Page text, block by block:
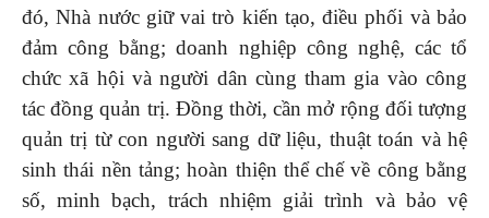
đó, Nhà nước giữ vai trò kiến tạo, điều phối và bảo
đảm công bằng; doanh nghiệp công nghệ, các tổ
chức xã hội và người dân cùng tham gia vào công
tác đồng quản trị. Đồng thời, cần mở rộng đối tượng
quản trị từ con người sang dữ liệu, thuật toán và hệ
sinh thái nền tảng; hoàn thiện thể chế về công bằng
số, minh bạch, trách nhiệm giải trình và bảo vệ